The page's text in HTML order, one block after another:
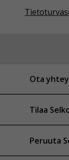
Ota
Tilaa
Peruuta